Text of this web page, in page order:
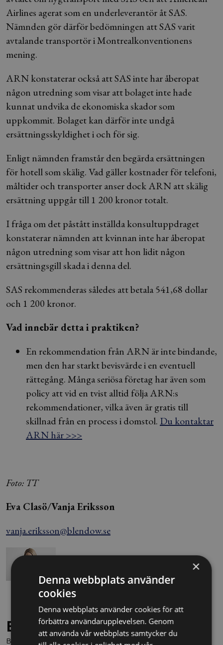
Airlines agerat som en underleverantör åt SAS.
Nämnden gör därför bedömningen att SAS varit
avtalande transportör i Montrealkonventionens
mening.
ARN konstaterar också att SAS inte har åberopat
någon utredning som visar att bolaget inte hade
kunnat undvika de ekonomiska skador som
uppkommit. Bolaget kan därför inte undgå
ersättningsskyldighet i och för sig.
Enligt nämnden framstår den begärda ersättningen
för hotell som skälig. Vad gäller kostnader för telefoni,
måltider och transporter anser dock ARN att skälig
ersättning uppgår till 1 200 kronor totalt.
I fråga om det påstått inställda konsultuppdraget
konstaterar nämnden att kvinnan inte har åberopat
någon utredning som visar att hon lidit någon
ersättningsgill skada i denna del.
SAS rekommenderas således att betala 541,68 dollar
och 1 200 kronor.
Vad innebär detta i praktiken?
En rekommendation från ARN är inte bindande,
men den har starkt bevisvärde i en eventuell
rättegång. Många seriösa företag har även som
policy att vid en tvist alltid följa ARN:s
rekommendationer, vilka även är gratis till
skillnad från en process i domstol. Du kontaktar
ARN här >>>
Foto: TT
Eva Clasö/Vanja Eriksson
vanja.eriksson@blendow.se
Behöver du juridisk hjälp?
Boka en kostnadsfri konsultation direkt via knappen nedan.
×
Denna webbplats använder
cookies
Denna webbplats använder cookies för att
förbättra användarupplevelsen. Genom
att använda vår webbplats samtycker du